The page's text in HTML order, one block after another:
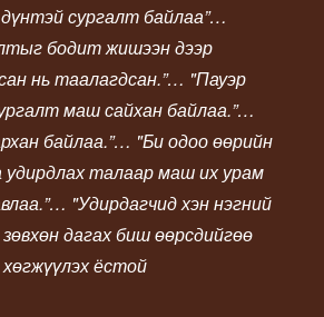
сургалт байлаа”…
бодит жишээн дээр
нь таалагдсан.”… "Пауэр
маш сайхан байлаа.”…
байлаа.”… "Би одоо өөрийн
удирдлах талаар маш их урам
”… "Удирдагчид хэн нэгний
дагах биш өөрсдийгөө
хөгжүүлэх ёстой